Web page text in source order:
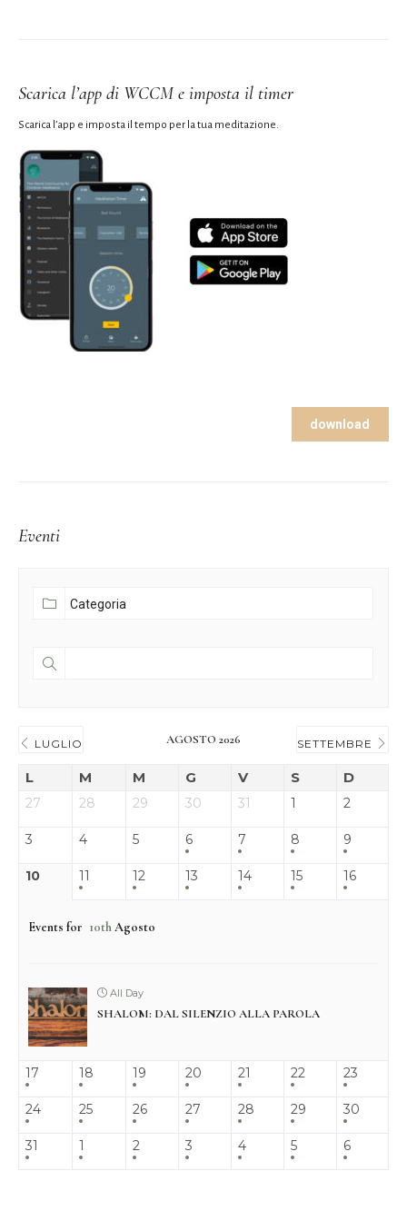
Scarica l’app di WCCM e imposta il timer
Scarica l’app e imposta il tempo per la tua meditazione.
download
Eventi
LUGLIO AGOSTO 2026 SETTEMBRE
L M M G V S D
27 28 29 30 31 1 2
3 4 5 6 7 8 9
10 11 12 13 14 15 16
Events for 10thAgosto
All Day
SHALOM: DAL SILENZIO ALLA PAROLA
17 18 19 20 21 22 23
24 25 26 27 28 29 30
31 1 2 3 4 5 6